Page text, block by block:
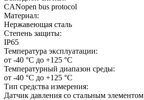
CANopen bus protocol
Материал:
Нержавеющая сталь
Степень защиты:
IP65
Температура эксплуатации:
от -40 °C до +125 °C
Температурный диапазон среды:
от -40 °C до +125 °C
Тип средства измерения:
Датчик давления со стальным элементом